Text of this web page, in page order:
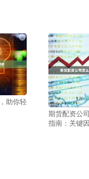
助你轻
期货配资公
指南：关键